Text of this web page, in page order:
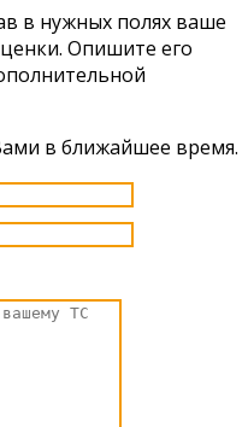
в нужных полях ваше
Опишите его
в ближайшее время.